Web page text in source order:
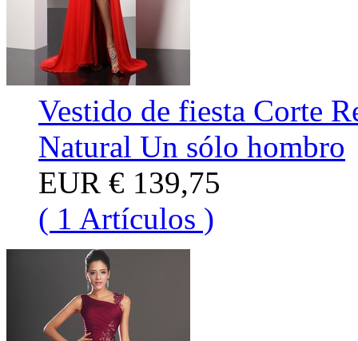
Vestido de fiesta Corte
Natural Un sólo hombro
EUR € 139,75
( 1 Artículos )